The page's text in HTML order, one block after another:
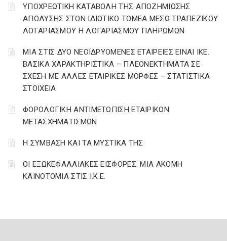
YΠΟΧΡΕΩΤΙΚΗ ΚΑΤΑΒΟΛΗ ΤΗΣ ΑΠΟΖΗΜΙΩΣΗΣ
ΑΠΟΛΥΣΗΣ ΣΤΟΝ ΙΔΙΩΤΙΚΟ ΤΟΜΕΑ ΜΕΣΩ ΤΡΑΠΕΖΙΚΟΥ
ΛΟΓΑΡΙΑΣΜΟΥ Η ΛΟΓΑΡΙΑΣΜΟΥ ΠΛΗΡΩΜΩΝ
ΜΙΑ ΣΤΙΣ ΔΥΟ ΝΕΟΪΔΡΥΟΜΕΝΕΣ ΕΤΑΙΡΕΙΕΣ ΕΙΝΑΙ ΙΚΕ.
ΒΑΣΙΚΑ ΧΑΡΑΚΤΗΡΙΣΤΙΚΑ – ΠΛΕΟΝΕΚΤΗΜΑΤΑ ΣΕ
ΣΧΕΣΗ ΜΕ ΑΛΛΕΣ ΕΤΑΙΡΙΚΕΣ ΜΟΡΦΕΣ – ΣΤΑΤΙΣΤΙΚΑ
ΣΤΟΙΧΕΙΑ
ΦΟΡΟΛΟΓΙΚΗ ΑΝΤΙΜΕΤΩΠΙΣΗ ΕΤΑΙΡΙΚΩΝ
ΜΕΤΑΣΧΗΜΑΤΙΣΜΩΝ
Η ΣΥΜΒΑΣΗ ΚΑΙ ΤΑ ΜΥΣΤΙΚΑ ΤΗΣ
ΟΙ ΕΞΩΚΕΦΑΛΑΙΑΚΕΣ ΕΙΣΦΟΡΕΣ: ΜΙΑ ΑΚΟΜΗ
ΚΑΙΝΟΤΟΜΙΑ ΣΤΙΣ Ι.Κ.Ε.